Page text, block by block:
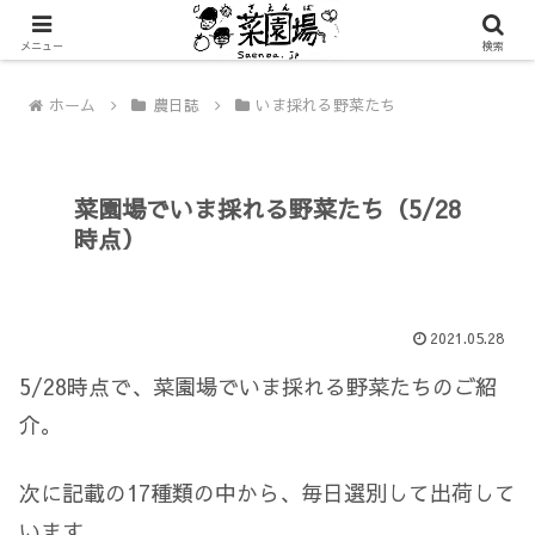
ホーム 農日誌 いま採れる野菜たち
菜園場でいま採れる野菜たち（5/28
時点）
2021.05.28
5/28時点で、菜園場でいま採れる野菜たちのご紹
介。
次に記載の17種類の中から、毎日選別して出荷して
メニュー 検索